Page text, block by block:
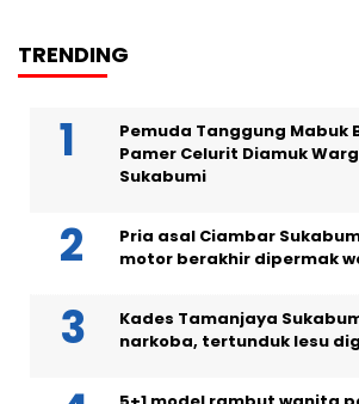
TRENDING
Pemuda Tanggung Mabuk
Pamer Celurit Diamuk
Sukabumi
Pria asal Ciambar
motor berakhir dipermak
Kades Tamanjaya
narkoba, tertunduk lesu